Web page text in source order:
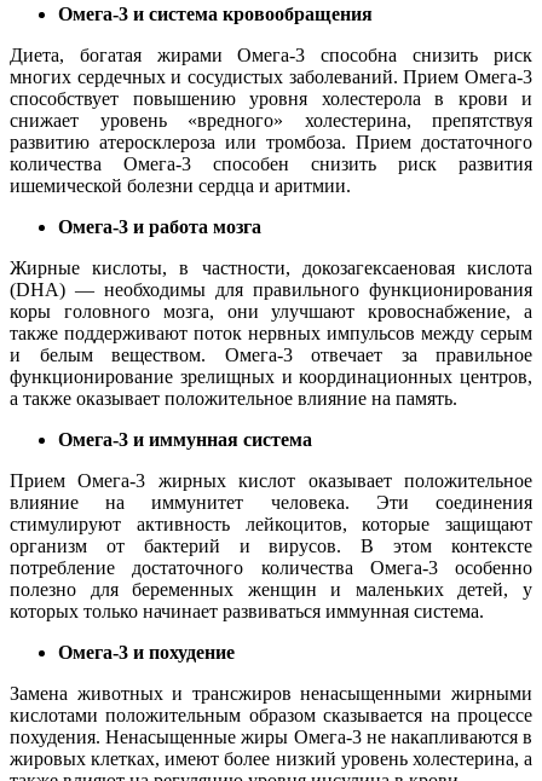
Омега-3 и система кровообращения
Диета, богатая жирами Омега-3 способна снизить риск
многих сердечных и сосудистых заболеваний. Прием Омега-3
способствует повышению уровня холестерола в крови и
снижает уровень «вредного» холестерина, препятствуя
развитию атеросклероза или тромбоза. Прием достаточного
количества Омега-3 способен снизить риск развития
ишемической болезни сердца и аритмии.
Омега-3 и работа мозга
Жирные кислоты, в частности, докозагексаеновая кислота
(DHA) — необходимы для правильного функционирования
коры головного мозга, они улучшают кровоснабжение, а
также поддерживают поток нервных импульсов между серым
и белым веществом. Омега-3 отвечает за правильное
функционирование зрелищных и координационных центров,
а также оказывает положительное влияние на память.
Омега-3 и иммунная система
Прием Омега-3 жирных кислот оказывает положительное
влияние на иммунитет человека. Эти соединения
стимулируют активность лейкоцитов, которые защищают
организм от бактерий и вирусов. В этом контексте
потребление достаточного количества Омега-3 особенно
полезно для беременных женщин и маленьких детей, у
которых только начинает развиваться иммунная система.
Омега-3 и похудение
Замена животных и трансжиров ненасыщенными жирными
кислотами положительным образом сказывается на процессе
похудения. Ненасыщенные жиры Омега-3 не накапливаются в
жировых клетках, имеют более низкий уровень холестерина, а